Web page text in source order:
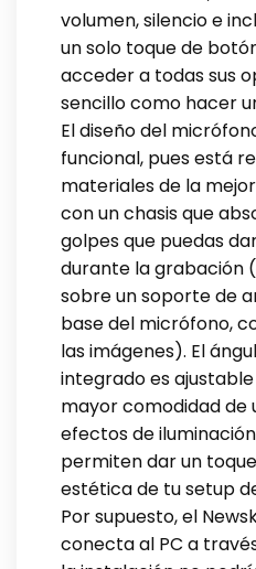
volumen, silencio e
un solo toque de
acceder a todas sus
sencillo como hacer
El diseño del
funcional, pues está
materiales de la
con un chasis que
golpes que puedas
durante la grabación
sobre un soporte de
base del micrófono,
las imágenes). El
integrado es
mayor comodidad de
efectos de
permiten dar un
estética de tu setup
Por supuesto, el
conecta al PC a